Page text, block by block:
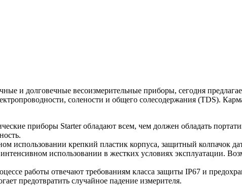
и долговечные весоизмерительные приборы, сегодня
солености и общего солесодержания (TDS).
приборы Starter обладают всем, чем должен обладать
использовании крепкий пластик корпуса, защитный колпачок
использовании в жестких условиях эксплуатации.
работы отвечают требованиям класса защиты IP67 и
предотвратить случайное падение измерителя.